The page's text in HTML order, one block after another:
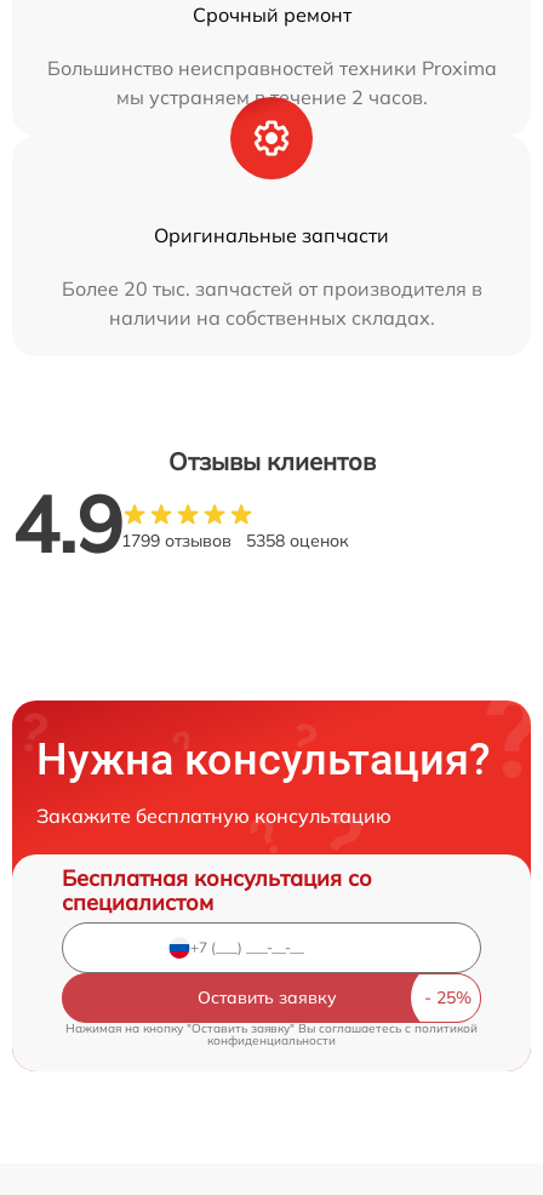
Срочный ремонт
Большинство неисправностей техники Proxima
мы устраняем в течение 2 часов.
Оригинальные запчасти
Более 20 тыс. запчастей от производителя в
наличии на собственных складах.
Отзывы клиентов
4.91799 отзывов 5358 оценок
Нужна консультация?
Закажите бесплатную консультацию
Бесплатная консультация со
специалистом
Оставить заявку
Нажимая на кнопку "Оставить заявку" Вы соглашаетесь cполитикой
конфиденциальности